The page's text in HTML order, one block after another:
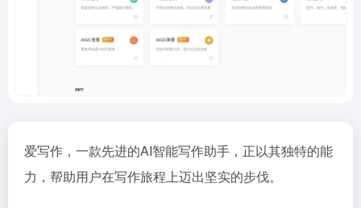
爱写作，一款先进的AI智能写作助手，正以其独特的能
力，帮助用户在写作旅程上迈出坚实的步伐。